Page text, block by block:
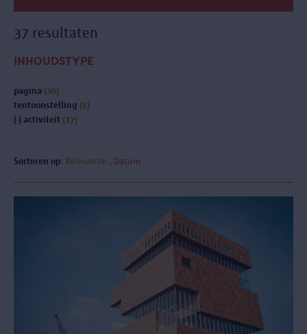
37 resultaten
INHOUDSTYPE
pagina (30)
tentoonstelling (1)
(-) activiteit (37)
Sorteren op: Relevantie Datum